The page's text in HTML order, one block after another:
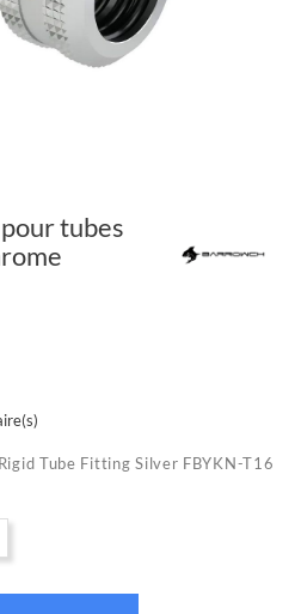
tubes
Tube Fitting Silver FBYKN-T16